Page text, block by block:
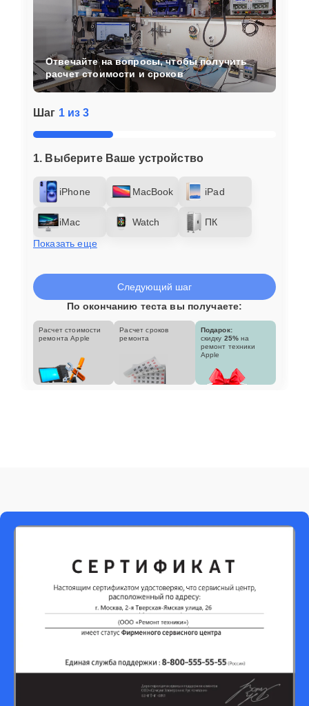
Шаг 1 из 3
1. Выберите Ваше устройство
iPhone MacBook iPad
iMac Watch
ПК
Показать еще
Отвечайте на вопросы, чтобы получить
расчет стоимости и сроков
Следующий шаг
По окончанию теста вы получаете:
Расчет стоимости
ремонта Apple
Расчет сроков
ремонта
Подарок:
скидку 25% на
ремонт техники
Apple